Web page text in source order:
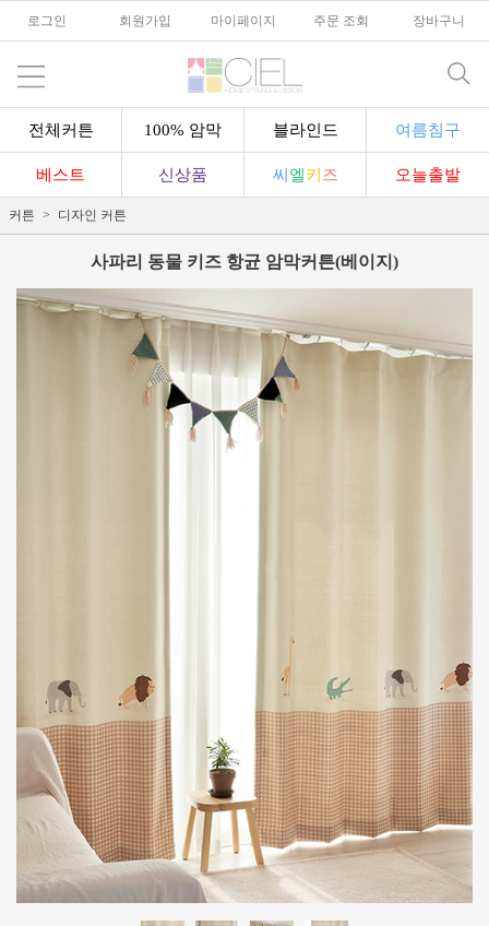
로그인 회원가입 마이페이지 주문 조회 장바구니
전체커튼 100% 암막 블라인드 여름침구
베스트 신상품 씨 엘키 즈 오늘출발
커튼 디자인 커튼
사파리 동물 키즈 항균 암막커튼(베이지)